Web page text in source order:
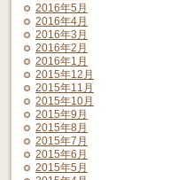
2016年5月
2016年4月
2016年3月
2016年2月
2016年1月
2015年12月
2015年11月
2015年10月
2015年9月
2015年8月
2015年7月
2015年6月
2015年5月